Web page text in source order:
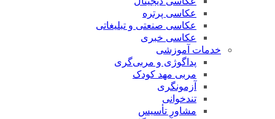
عکاسی پرتره
عکاسی صنعتی و تبلیغاتی
عکاسی خبری
خدمات آموزشی
پداگوژی و مربی‌گری
مربی مهد کودک
آزمونگری
تندخوانی
مشاور تأسیس